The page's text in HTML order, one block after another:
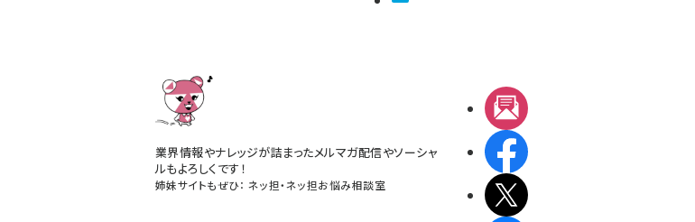
業界情報やナレッジが詰まったメルマガ配信やソーシャ
ルもよろしくです！
姉妹サイトもぜひ： ネッ担・ネッ担お悩み相談室